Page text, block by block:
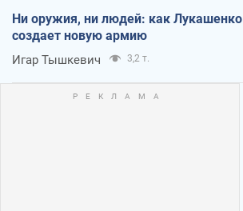
Ни оружия, ни людей: как Лукашенко
создает новую армию
Игар Тышкевич 3,2 т.